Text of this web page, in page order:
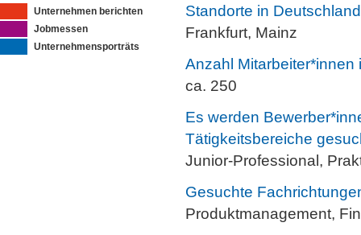
Unternehmen berichten
Jobmessen
Unternehmensporträts
Standorte in
Frankfurt, Mainz
Anzahl Mitarbeiter*innen
ca. 250
Es werden
Tätigkeitsbereiche
Junior-Professional,
Gesuchte
Produktmanagement,